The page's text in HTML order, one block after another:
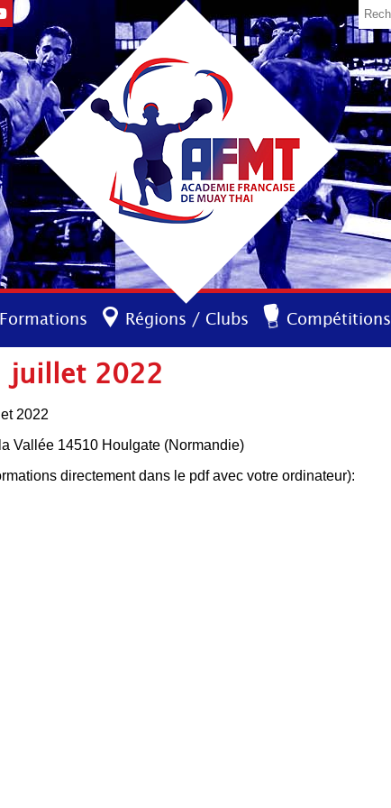
Formations Régions / Clubs Compétitions
juillet 2022
2022
Vallée 14510 Houlgate (Normandie)
directement dans le pdf avec votre ordinateur):